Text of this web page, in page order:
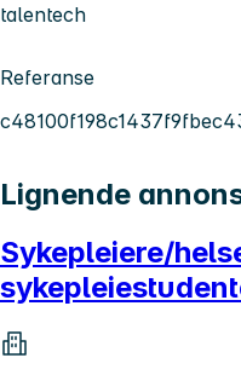
talentech
Referanse
Lignende
Sykepleiere/